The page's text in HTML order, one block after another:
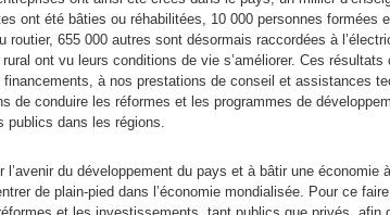
ont été bâties ou réhabilitées, 10 000 personnes formées
routier, 655 000 autres sont désormais raccordées à
ont vu leurs conditions de vie s’améliorer. Ces résultats
à nos prestations de conseil et assistances
de conduire les réformes et les programmes de
publics dans les régions.
l’avenir du développement du pays et à bâtir une économie
de plain-pied dans l’économie mondialisée. Pour ce